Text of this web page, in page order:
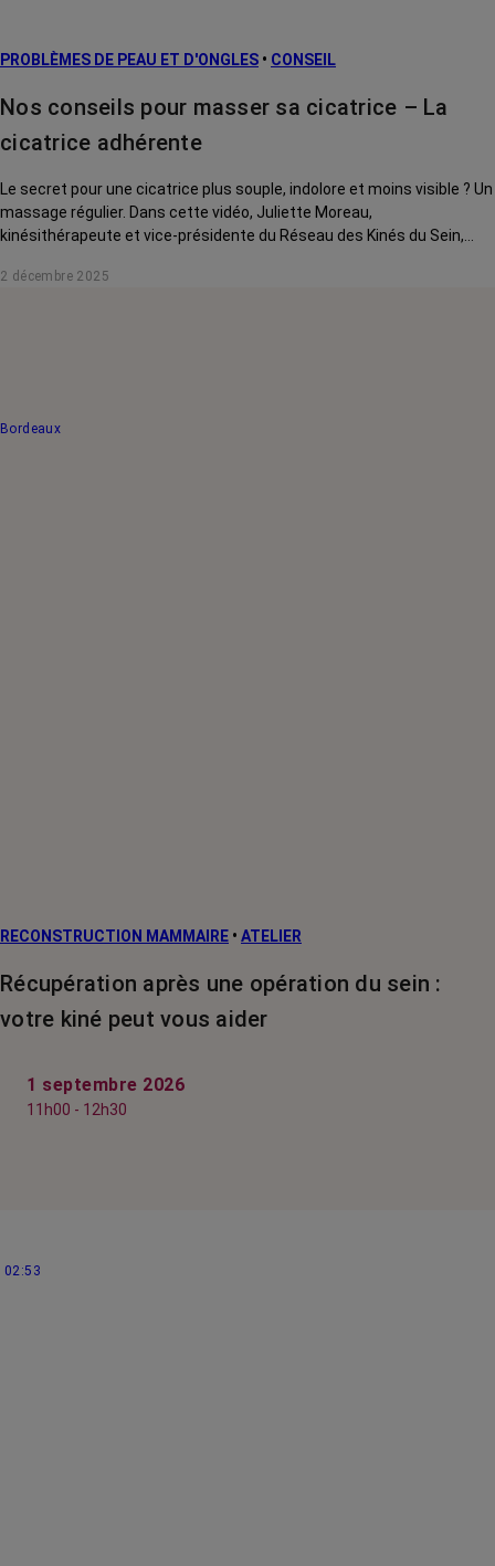
PROBLÈMES DE PEAU ET D'ONGLES • CONSEIL
Nos conseils pour masser sa cicatrice – La
cicatrice adhérente
Le secret pour une cicatrice plus souple, indolore et moins visible ? Un
massage régulier. Dans cette vidéo, Juliette Moreau,
kinésithérapeute et vice-présidente du Réseau des Kinés du Sein,
adhérente.
2 décembre 2025
Bordeaux
RECONSTRUCTION MAMMAIRE • ATELIER
Récupération après une opération du sein :
votre kiné peut vous aider
1 septembre 2026
11h00 - 12h30
02:53